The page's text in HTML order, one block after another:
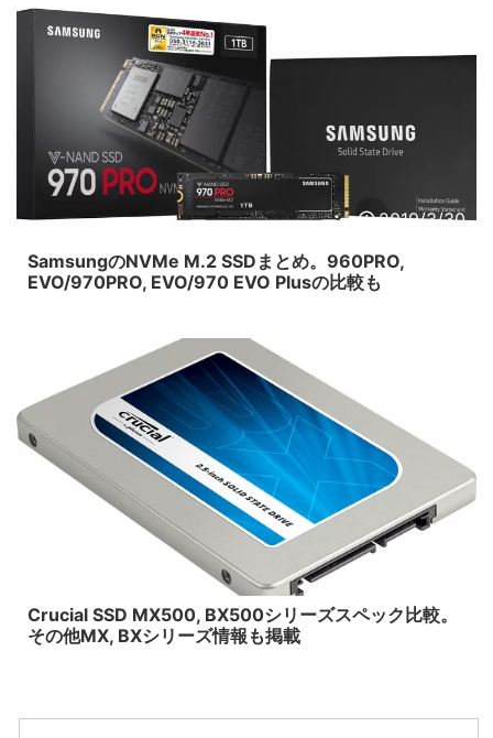
2019/3/30
SamsungのNVMe M.2 SSDまとめ。960PRO,
EVO/970PRO, EVO/970 EVO Plusの比較も
Crucial SSD MX500, BX500シリーズスペック比較。
その他MX, BXシリーズ情報も掲載